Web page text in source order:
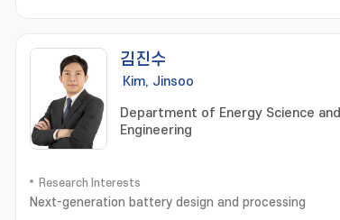
김진수
Kim, Jinsoo
Department of Energy Science and
Engineering
Research Interests
Next-generation battery design and processing